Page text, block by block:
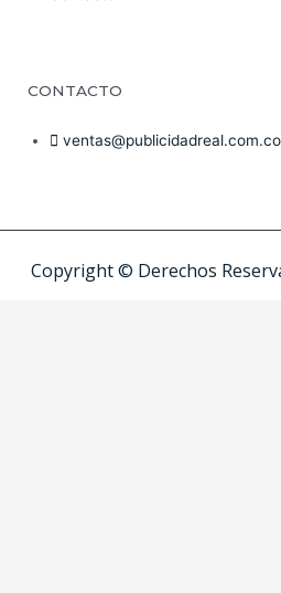
CONTACTO
ventas@publicidadreal.com.co
Copyright © Derechos